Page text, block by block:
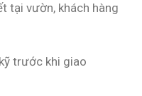
tại vườn, khách hàng
trước khi giao